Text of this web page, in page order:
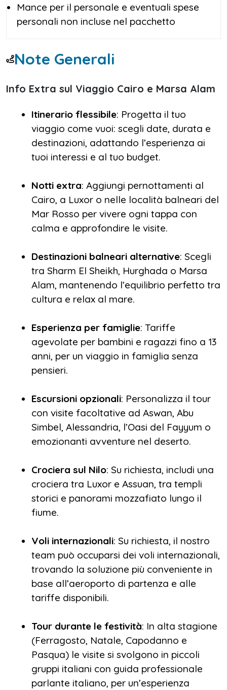
Mance per il personale e eventuali spese
personali non incluse nel pacchetto
Note Generali
Info Extra sul Viaggio Cairo e Marsa Alam
Itinerario flessibile: Progetta il tuo
viaggio come vuoi: scegli date, durata e
destinazioni, adattando l’esperienza ai
tuoi interessi e al tuo budget.
Notti extra: Aggiungi pernottamenti al
Cairo, a Luxor o nelle località balneari del
Mar Rosso per vivere ogni tappa con
calma e approfondire le visite.
Destinazioni balneari alternative: Scegli
tra Sharm El Sheikh, Hurghada o Marsa
Alam, mantenendo l’equilibrio perfetto tra
cultura e relax al mare.
Esperienza per famiglie: Tariffe
agevolate per bambini e ragazzi fino a 13
anni, per un viaggio in famiglia senza
pensieri.
Escursioni opzionali: Personalizza il tour
con visite facoltative ad Aswan, Abu
Simbel, Alessandria, l’Oasi del Fayyum o
emozionanti avventure nel deserto.
Crociera sul Nilo: Su richiesta, includi una
crociera tra Luxor e Assuan, tra templi
storici e panorami mozzafiato lungo il
fiume.
Voli internazionali: Su richiesta, il nostro
team può occuparsi dei voli internazionali,
trovando la soluzione più conveniente in
base all’aeroporto di partenza e alle
tariffe disponibili.
Tour durante le festività: In alta stagione
(Ferragosto, Natale, Capodanno e
Pasqua) le visite si svolgono in piccoli
gruppi italiani con guida professionale
parlante italiano, per un’esperienza